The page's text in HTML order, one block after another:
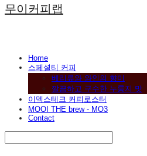
무이커피랩
Home
스페셜티 커피
베리류와 와인의 향미
깔끔하고 구수한 누룽지 맛
이멕스테크 커피로스터
MOOI THE brew - MO3
Contact